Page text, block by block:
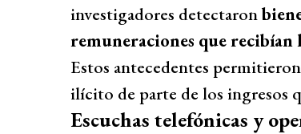
investigadores detectaron
remuneraciones que
Estos antecedentes
ilícito de parte de los ingresos
Escuchas telefónicas y